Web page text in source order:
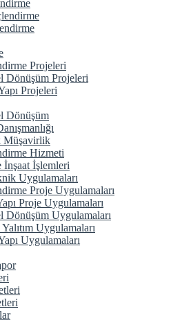
Projeleri
Dönüşüm Projeleri
Projeleri
Dönüşüm
Müşavirlik
Hizmeti
İşlemleri
Uygulamaları
Proje Uygulamaları
Proje Uygulamaları
Dönüşüm Uygulamaları
Uygulamaları
Uygulamaları